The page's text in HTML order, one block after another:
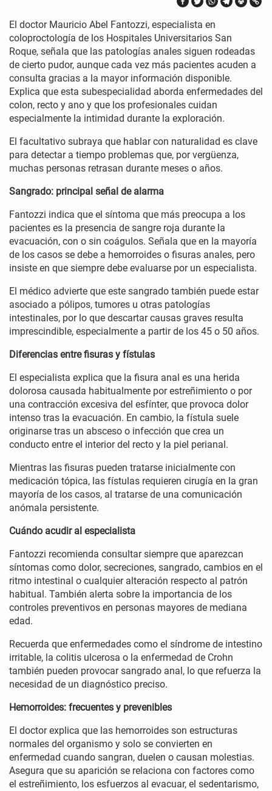
El doctor Mauricio Abel Fantozzi, especialista en
coloproctología de los Hospitales Universitarios San
Roque, señala que las patologías anales siguen rodeadas
de cierto pudor, aunque cada vez más pacientes acuden a
consulta gracias a la mayor información disponible.
Explica que esta subespecialidad aborda enfermedades del
colon, recto y ano y que los profesionales cuidan
especialmente la intimidad durante la exploración.
El facultativo subraya que hablar con naturalidad es clave
para detectar a tiempo problemas que, por vergüenza,
muchas personas retrasan durante meses o años.
Sangrado: principal señal de alarma
Fantozzi indica que el síntoma que más preocupa a los
pacientes es la presencia de sangre roja durante la
evacuación, con o sin coágulos. Señala que en la mayoría
de los casos se debe a hemorroides o fisuras anales, pero
insiste en que siempre debe evaluarse por un especialista.
El médico advierte que este sangrado también puede estar
asociado a pólipos, tumores u otras patologías
intestinales, por lo que descartar causas graves resulta
imprescindible, especialmente a partir de los 45 o 50 años.
Diferencias entre fisuras y fístulas
El especialista explica que la fisura anal es una herida
dolorosa causada habitualmente por estreñimiento o por
una contracción excesiva del esfínter, que provoca dolor
intenso tras la evacuación. En cambio, la fístula suele
originarse tras un absceso o infección que crea un
conducto entre el interior del recto y la piel perianal.
Mientras las fisuras pueden tratarse inicialmente con
medicación tópica, las fístulas requieren cirugía en la gran
mayoría de los casos, al tratarse de una comunicación
anómala persistente.
Cuándo acudir al especialista
Fantozzi recomienda consultar siempre que aparezcan
síntomas como dolor, secreciones, sangrado, cambios en el
ritmo intestinal o cualquier alteración respecto al patrón
habitual. También alerta sobre la importancia de los
controles preventivos en personas mayores de mediana
edad.
Recuerda que enfermedades como el síndrome de intestino
irritable, la colitis ulcerosa o la enfermedad de Crohn
también pueden provocar sangrado anal, lo que refuerza la
necesidad de un diagnóstico preciso.
Hemorroides: frecuentes y prevenibles
El doctor explica que las hemorroides son estructuras
normales del organismo y solo se convierten en
enfermedad cuando sangran, duelen o causan molestias.
Asegura que su aparición se relaciona con factores como
el estreñimiento, los esfuerzos al evacuar, el sedentarismo,